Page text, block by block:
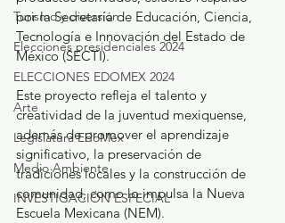
Turismo y diversión
Elecciones presidenciales 2024
ELECCIONES EDOMEX 2024
Arte
Legislatura EdoMéx
Medio Ambiente
INVESTIGACIÓN ESPECIAL
por la Secretaría de Educación, Ciencia,
Tecnología e Innovación del Estado de
México (SECTI).
Este proyecto refleja el talento y
creatividad de la juventud mexiquense,
además de promover el aprendizaje
significativo, la preservación de
tradiciones locales y la construcción de
comunidad, como lo impulsa la Nueva
Escuela Mexicana (NEM).